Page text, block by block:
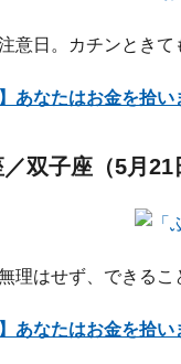
意日。カチンときて
あなたはお金を拾
双子座（5月21
理はせず、できるこ
あなたはお金を拾